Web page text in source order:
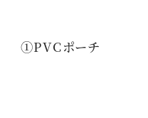
①PVCポーチ